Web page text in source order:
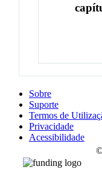
Sobre
Suporte
Termos de
Privacidade
Acessibilidade